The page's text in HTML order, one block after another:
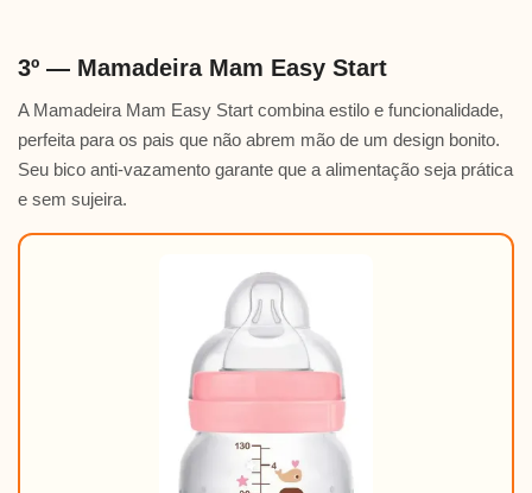
3º — Mamadeira Mam Easy Start
A Mamadeira Mam Easy Start combina estilo e funcionalidade,
perfeita para os pais que não abrem mão de um design bonito.
Seu bico anti-vazamento garante que a alimentação seja prática
e sem sujeira.